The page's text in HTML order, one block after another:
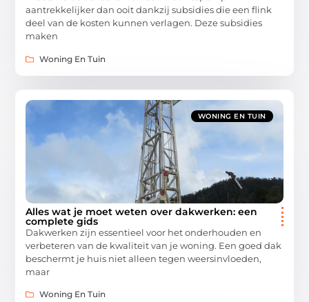
aantrekkelijker dan ooit dankzij subsidies die een flink
deel van de kosten kunnen verlagen. Deze subsidies
maken
Woning En Tuin
WONING EN TUIN
Alles wat je moet weten over dakwerken: een
complete gids
Dakwerken zijn essentieel voor het onderhouden en
verbeteren van de kwaliteit van je woning. Een goed dak
beschermt je huis niet alleen tegen weersinvloeden,
maar
Woning En Tuin